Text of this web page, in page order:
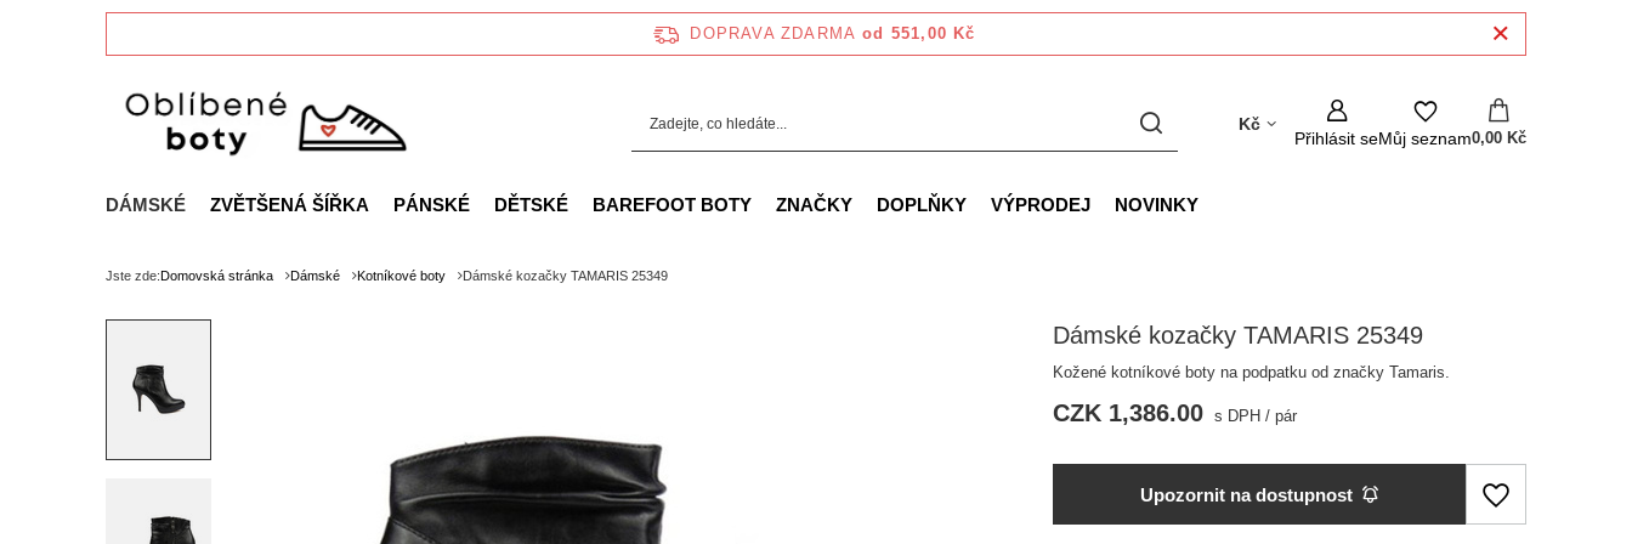
DOPRAVA ZDARMA od 551,00 Kč
Kč
Přihlásit seMůj seznam0,00 Kč
DÁMSKÉ ZVĚTŠENÁ ŠÍŘKA PÁNSKÉ DĚTSKÉ BAREFOOT BOTY ZNAČKY DOPLŇKY VÝPRODEJ NOVINKY
Jste zde:Domovská stránka Dámské Kotníkové boty Dámské kozačky TAMARIS 25349
Dámské kozačky TAMARIS 25349
Kožené kotníkové boty na podpatku od značky Tamaris.
CZK 1,386.00 s DPH /pár
Upozornit na dostupnost